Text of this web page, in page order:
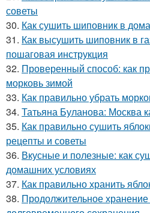
советы
30. Как сушить шиповник в
31. Как высушить шиповник в
пошаговая инструкция
32. Проверенный способ: как
морковь зимой
33. Как правильно убрать
34. Татьяна Буланова: Москва
35. Как правильно сушить
рецепты и советы
36. Вкусные и полезные: как
домашних условиях
37. Как правильно хранить
38. Продолжительное хранение